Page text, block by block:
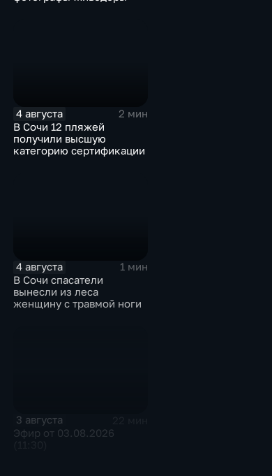
4 августа
2 мин
В Сочи 12 пляжей
получили высшую
категорию сертификации
4 августа
1 мин
В Сочи спасатели
вынесли из леса
женщину с травмой ноги
3 августа
Эфир от 03.08.2026